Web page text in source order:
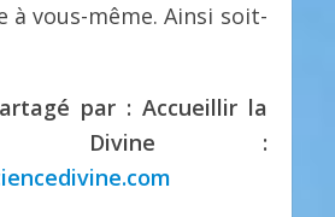
à vous-même. Ainsi soit-
par : Accueillir la
Divine :